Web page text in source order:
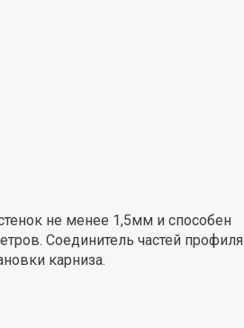
не менее 1,5мм и способен
Соединитель частей профиля
карниза.